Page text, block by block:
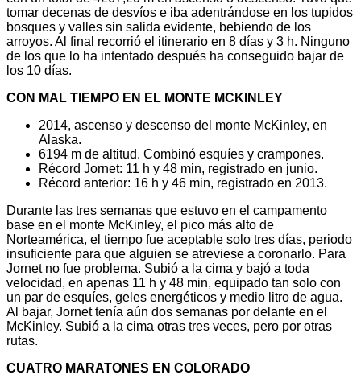
tomar decenas de desvíos e iba adentrándose en los tupidos
bosques y valles sin salida evidente, bebiendo de los
arroyos. Al final recorrió el itinerario en 8 días y 3 h. Ninguno
de los que lo ha intentado después ha conseguido bajar de
los 10 días.
CON MAL TIEMPO EN EL MONTE MCKINLEY
2014, ascenso y descenso del monte McKinley, en
Alaska.
6194 m de altitud. Combinó esquíes y crampones.
Récord Jornet: 11 h y 48 min, registrado en junio.
Récord anterior: 16 h y 46 min, registrado en 2013.
Durante las tres semanas que estuvo en el campamento
base en el monte McKinley, el pico más alto de
Norteamérica, el tiempo fue aceptable solo tres días, periodo
insuficiente para que alguien se atreviese a coronarlo. Para
Jornet no fue problema. Subió a la cima y bajó a toda
velocidad, en apenas 11 h y 48 min, equipado tan solo con
un par de esquíes, geles energéticos y medio litro de agua.
Al bajar, Jornet tenía aún dos semanas por delante en el
McKinley. Subió a la cima otras tres veces, pero por otras
rutas.
CUATRO MARATONES EN COLORADO